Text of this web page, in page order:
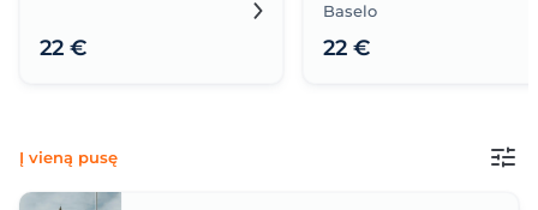
22 €
Baselo
22 €
Į vieną pusę